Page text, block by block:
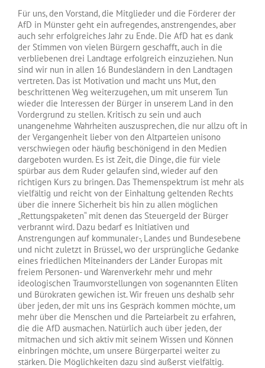
Für uns, den Vorstand, die Mitglieder und die Förderer der
AfD in Münster geht ein aufregendes, anstrengendes, aber
auch sehr erfolgreiches Jahr zu Ende. Die AfD hat es dank
der Stimmen von vielen Bürgern geschafft, auch in die
verbliebenen drei Landtage erfolgreich einzuziehen. Nun
sind wir nun in allen 16 Bundesländern in den Landtagen
vertreten. Das ist Motivation und macht uns Mut, den
beschrittenen Weg weiterzugehen, um mit unserem Tun
wieder die Interessen der Bürger in unserem Land in den
Vordergrund zu stellen. Kritisch zu sein und auch
unangenehme Wahrheiten auszusprechen, die nur allzu oft in
der Vergangenheit lieber von den Altparteien unisono
verschwiegen oder häufig beschönigend in den Medien
dargeboten wurden. Es ist Zeit, die Dinge, die für viele
spürbar aus dem Ruder gelaufen sind, wieder auf den
richtigen Kurs zu bringen. Das Themenspektrum ist mehr als
vielfältig und reicht von der Einhaltung geltenden Rechts
über die innere Sicherheit bis hin zu allen möglichen
„Rettungspaketen“ mit denen das Steuergeld der Bürger
verbrannt wird. Dazu bedarf es Initiativen und
Anstrengungen auf kommunaler-, Landes und Bundesebene
und nicht zuletzt in Brüssel, wo der ursprüngliche Gedanke
eines friedlichen Miteinanders der Länder Europas mit
freiem Personen- und Warenverkehr mehr und mehr
ideologischen Traumvorstellungen von sogenannten Eliten
und Bürokraten gewichen ist. Wir freuen uns deshalb sehr
über jeden, der mit uns ins Gespräch kommen möchte, um
mehr über die Menschen und die Parteiarbeit zu erfahren,
die die AfD ausmachen. Natürlich auch über jeden, der
mitmachen und sich aktiv mit seinem Wissen und Können
einbringen möchte, um unsere Bürgerpartei weiter zu
stärken. Die Möglichkeiten dazu sind äußerst vielfältig.